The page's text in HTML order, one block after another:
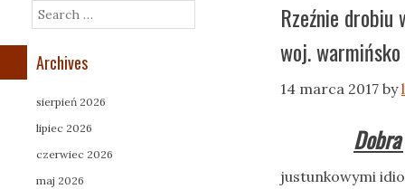
Rzeźnie
woj.
14 marca 2017 by
justunkowymi
Search
Archives
sierpień 2026
lipiec 2026
czerwiec 2026
maj 2026